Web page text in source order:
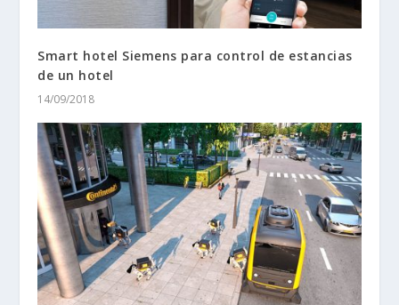
Smart hotel Siemens para control de estancias
de un hotel
14/09/2018